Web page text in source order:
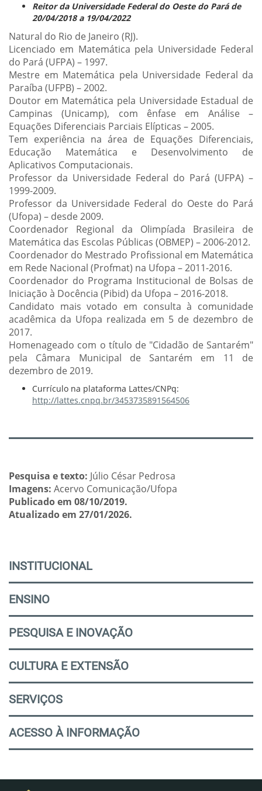
Reitor da Universidade Federal do Oeste do Pará de
20/04/2018 a 19/04/2022
Natural do Rio de Janeiro (RJ).
Licenciado em Matemática pela Universidade Federal
do Pará (UFPA) – 1997.
Mestre em Matemática pela Universidade Federal da
Paraíba (UFPB) – 2002.
Doutor em Matemática pela Universidade Estadual de
Campinas (Unicamp), com ênfase em Análise –
Equações Diferenciais Parciais Elípticas – 2005.
Tem experiência na área de Equações Diferenciais,
Educação Matemática e Desenvolvimento de
Aplicativos Computacionais.
Professor da Universidade Federal do Pará (UFPA) –
1999-2009.
Professor da Universidade Federal do Oeste do Pará
(Ufopa) – desde 2009.
Coordenador Regional da Olimpíada Brasileira de
Matemática das Escolas Públicas (OBMEP) – 2006-2012.
Coordenador do Mestrado Profissional em Matemática
em Rede Nacional (Profmat) na Ufopa – 2011-2016.
Coordenador do Programa Institucional de Bolsas de
Iniciação à Docência (Pibid) da Ufopa – 2016-2018.
Candidato mais votado em consulta à comunidade
acadêmica da Ufopa realizada em 5 de dezembro de
2017.
Homenageado com o título de "Cidadão de Santarém"
pela Câmara Municipal de Santarém em 11 de
dezembro de 2019.
Currículo na plataforma Lattes/CNPq:
http://lattes.cnpq.br/3453735891564506
Pesquisa e texto: Júlio César Pedrosa
Imagens: Acervo Comunicação/Ufopa
Publicado em 08/10/2019.
Atualizado em 27/01/2026.
INSTITUCIONAL
ENSINO
PESQUISA E INOVAÇÃO
CULTURA E EXTENSÃO
SERVIÇOS
ACESSO À INFORMAÇÃO